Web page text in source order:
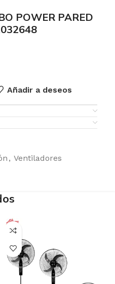
POWER PARED
Añadir a deseos
, Ventiladores